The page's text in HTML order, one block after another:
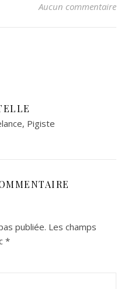
Aucun commentaire
Pigiste
publiée. Les champs
*